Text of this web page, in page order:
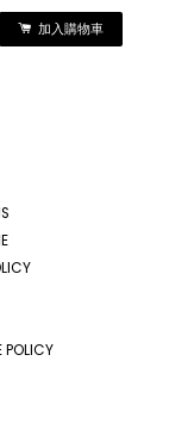
加入購物車